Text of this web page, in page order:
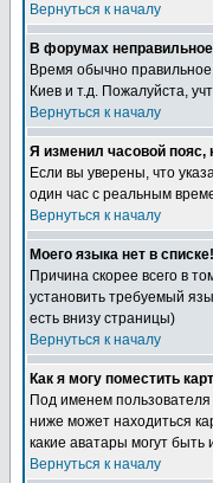
Вернуться к началу
В форумах
Время обычно
Киев и т.д. Пожалуйста,
Вернуться к началу
Я изменил часовой пояс,
Если вы уверены, что
один час с реальным
Вернуться к началу
Моего языка нет в списке!
Причина скорее всего в
установить требуемый
есть внизу страницы)
Вернуться к началу
Как я могу поместить
Под именем
ниже может находиться
какие аватары могут
Вернуться к началу